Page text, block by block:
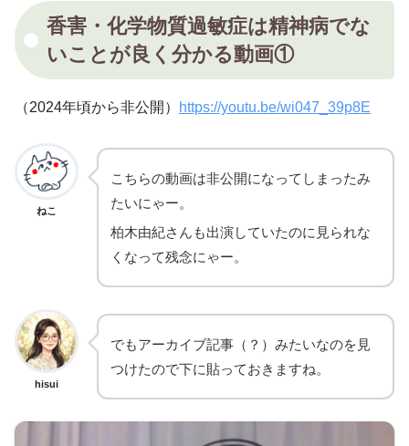
香害・化学物質過敏症は精神病でな
いことが良く分かる動画①
（2024年頃から非公開） https://youtu.be/wi047_39p8E
ねこ
こちらの動画は非公開になってしまったみ
たいにゃー。
柏木由紀さんも出演していたのに見られな
くなって残念にゃー。
hisui
でもアーカイブ記事（？）みたいなのを見
つけたので下に貼っておきますね。